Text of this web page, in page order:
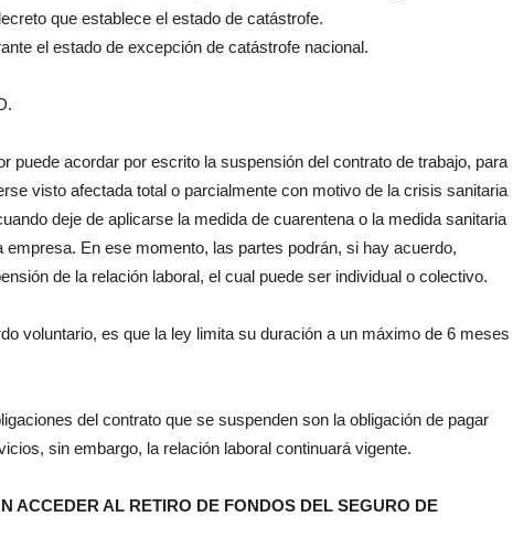
que establece el estado de catástrofe.
el estado de excepción de catástrofe nacional.
puede acordar por escrito la suspensión del contrato de trabajo, para
visto afectada total o parcialmente con motivo de la crisis sanitaria
deje de aplicarse la medida de cuarentena o la medida sanitaria
empresa. En ese momento, las partes podrán, si hay acuerdo,
de la relación laboral, el cual puede ser individual o colectivo.
voluntario, es que la ley limita su duración a un máximo de 6 meses
del contrato que se suspenden son la obligación de pagar
sin embargo, la relación laboral continuará vigente.
ACCEDER AL RETIRO DE FONDOS DEL SEGURO DE